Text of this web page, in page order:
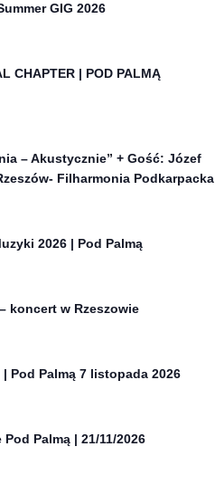
GIG 2026
CHAPTER | POD PALMĄ
– Akustycznie” + Gość: Józef
Filharmonia Podkarpacka
2026 | Pod Palmą
koncert w Rzeszowie
| Pod Palmą 7 listopada 2026
Palmą | 21/11/2026